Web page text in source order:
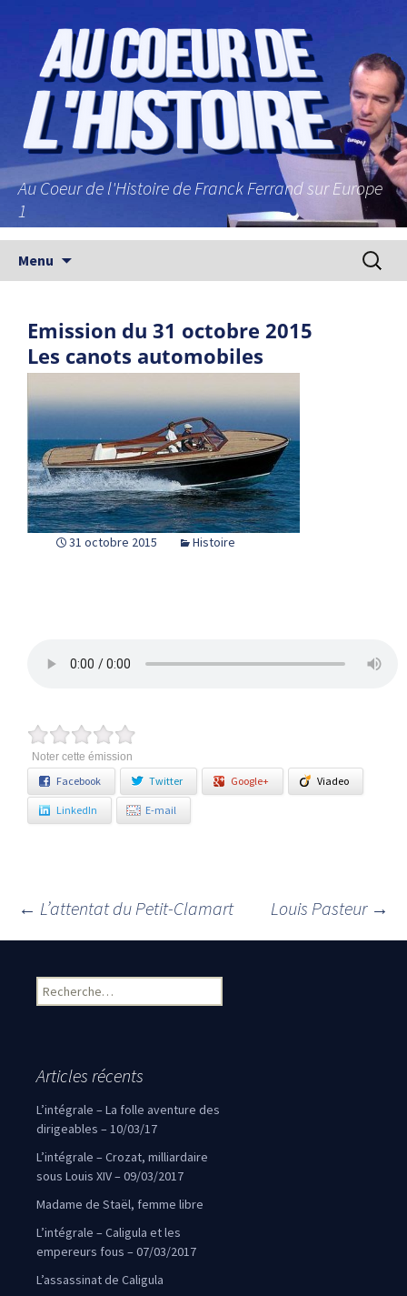
Au Coeur de l'Histoire de Franck Ferrand sur Europe
1
Menu
Emission du 31 octobre 2015
Les canots automobiles
31 octobre 2015 Histoire
Noter cette émission
Facebook Twitter Google+ Viadeo
LinkedIn E-mail
Navigation des articles
← L’attentat du Petit-Clamart Louis Pasteur →
Rechercher :
Articles récents
L’intégrale – La folle aventure des
dirigeables – 10/03/17
L’intégrale – Crozat, milliardaire
sous Louis XIV – 09/03/2017
Madame de Staël, femme libre
L’intégrale – Caligula et les
empereurs fous – 07/03/2017
L’assassinat de Caligula